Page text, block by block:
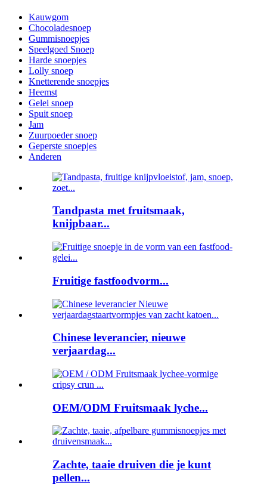
Kauwgom
Chocoladesnoep
Gummisnoepjes
Speelgoed Snoep
Harde snoepjes
Lolly snoep
Knetterende snoepjes
Heemst
Gelei snoep
Spuit snoep
Jam
Zuurpoeder snoep
Geperste snoepjes
Anderen
Tandpasta met fruitsmaak,
knijpbaar...
Fruitige fastfoodvorm...
Chinese leverancier, nieuwe
verjaardag...
OEM/ODM Fruitsmaak lyche...
Zachte, taaie druiven die je kunt
pellen...